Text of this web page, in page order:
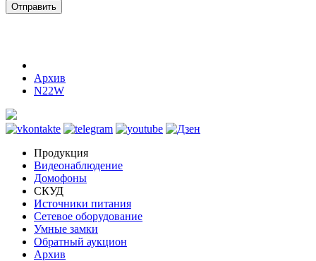
Отправить
Архив
N22W
Продукция
Видеонаблюдение
Домофоны
СКУД
Источники питания
Сетевое оборудование
Умные замки
Обратный аукцион
Архив